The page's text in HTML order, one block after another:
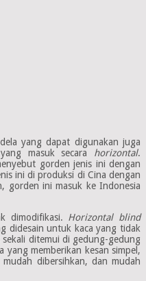
yang dapat digunakan juga
masuk secara horizontal.
gorden jenis ini dengan
ini di produksi di Cina dengan
gorden ini masuk ke Indonesia
dimodifikasi. Horizontal blind
didesain untuk kaca yang tidak
ditemui di gedung-gedung
yang memberikan kesan simpel,
dibersihkan, dan mudah